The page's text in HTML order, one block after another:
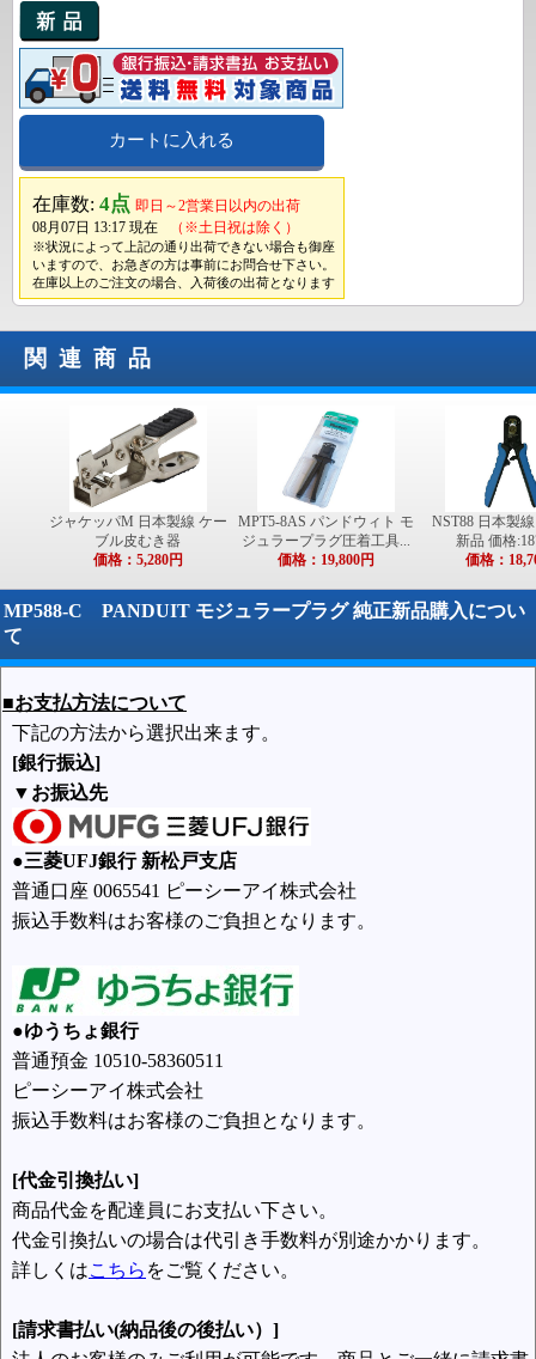
カートに入れる
在庫数: 4点 即日～2営業日以内の出荷
08月07日 13:17 現在
（※土日祝は除く）
※状況によって上記の通り出荷できない場合も御座
いますので、お急ぎの方は事前にお問合せ下さい。
在庫以上のご注文の場合、入荷後の出荷となります
関連商品
ジャケッパM 日本製線 ケー
ブル皮むき器
価格：5,280円
MPT5-8AS パンドウィト モ
ジュラープラグ圧着工具...
価格：19,800円
NST88 日本製
新品 価格
価格：
MP588-C PANDUIT モジュラープラグ 純正新品購入につい
て
■お支払方法について
下記の方法から選択出来ます。
[銀行振込]
▼お振込先
●三菱UFJ銀行 新松戸支店
普通口座 0065541 ピーシーアイ株式会社
振込手数料はお客様のご負担となります。
●ゆうちょ銀行
普通預金 10510-58360511
ピーシーアイ株式会社
振込手数料はお客様のご負担となります。
[代金引換払い]
商品代金を配達員にお支払い下さい。
代金引換払いの場合は代引き手数料が別途かかります。
詳しくはこちら をご覧ください。
[請求書払い(納品後の後払い）]